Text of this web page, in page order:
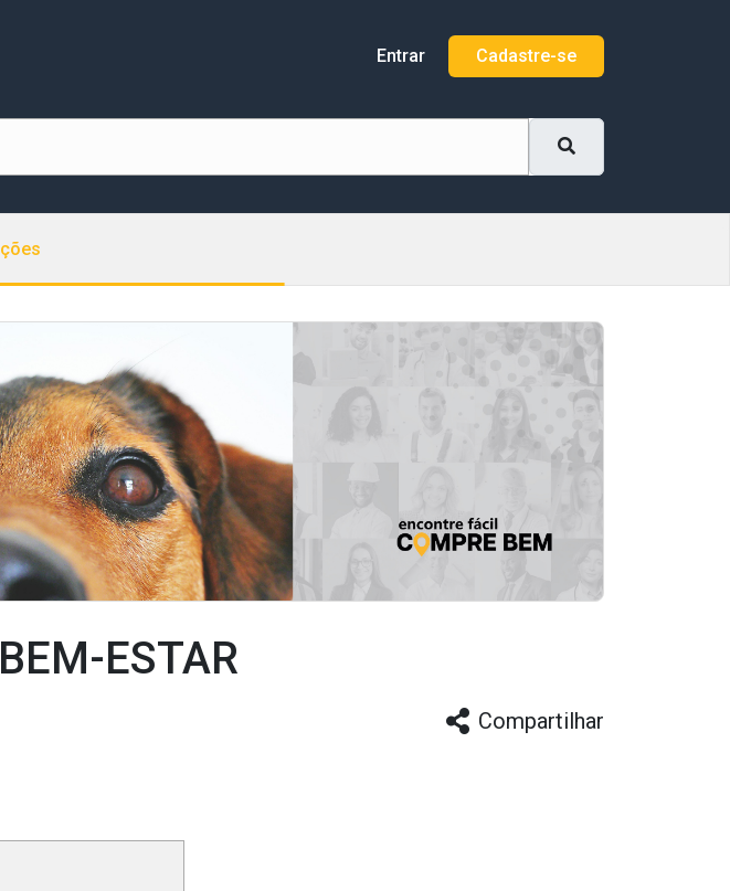
Entrar Cadastre-se
ESTAR
Compartilhar